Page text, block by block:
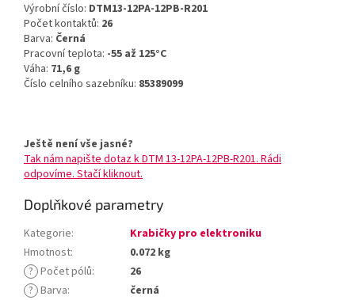
Výrobní číslo: DTM13-12PA-12PB-R201
Počet kontaktů: 26
Barva: Černá
Pracovní teplota: -55 až 125°C
Váha: 71,6 g
Číslo celního sazebníku: 85389099
Ještě není vše jasné?
Tak nám napište dotaz k DTM 13-12PA-12PB-R201. Rádi
odpovíme. Stačí kliknout.
Doplňkové parametry
Kategorie:
Krabičky pro elektroniku
Hmotnost:
0.072 kg
? Počet pólů:
26
? Barva:
černá